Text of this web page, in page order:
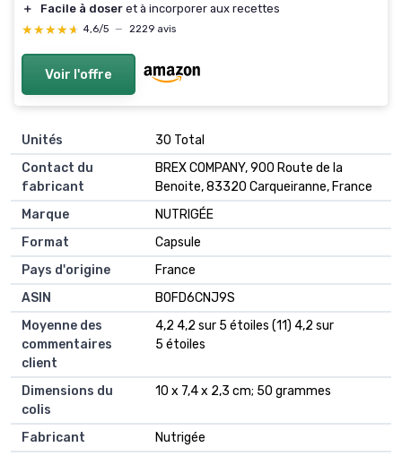
＋
Facile à doser et à incorporer aux recettes
★★★★★
★★★★★ 4,6/5 — 2229 avis
Voir l'offre
Unités
‎30 Total
Contact du
fabricant
‎BREX COMPANY, 900 Route de la
Benoite, 83320 Carqueiranne, France
Marque
‎NUTRIGÉE
Format
‎Capsule
Pays d'origine
‎France
ASIN
B0FD6CNJ9S
Moyenne des
commentaires
client
4,2 4,2 sur 5 étoiles (11) 4,2 sur
5 étoiles
Dimensions du
colis
10 x 7,4 x 2,3 cm; 50 grammes
Fabricant
Nutrigée